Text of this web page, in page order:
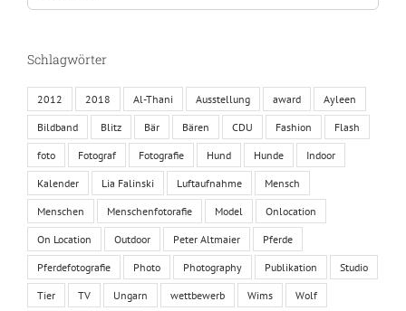
Schlagwörter
2012 2018 Al-Thani Ausstellung award Ayleen
Bildband Blitz Bär Bären CDU Fashion Flash
foto Fotograf Fotografie Hund Hunde Indoor
Kalender Lia Falinski Luftaufnahme Mensch
Menschen Menschenfotorafie Model Onlocation
On Location Outdoor Peter Altmaier Pferde
Pferdefotografie Photo Photography Publikation Studio
Tier TV Ungarn wettbewerb Wims Wolf